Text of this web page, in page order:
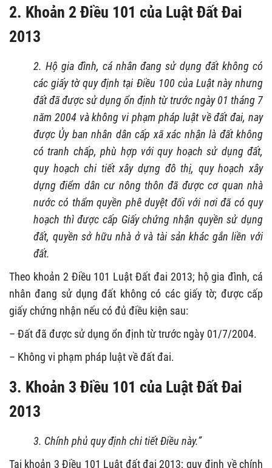
2. Khoản 2 Điều 101 của Luật Đất Đai
2013
2. Hộ gia đình, cá nhân đang sử dụng đất không có
các giấy tờ quy định tại Điều 100 của Luật này nhưng
đất đã được sử dụng ổn định từ trước ngày 01 tháng 7
năm 2004 và không vi phạm pháp luật về đất đai, nay
được Ủy ban nhân dân cấp xã xác nhận là đất không
có tranh chấp, phù hợp với quy hoạch sử dụng đất,
quy hoạch chi tiết xây dựng đô thị, quy hoạch xây
dựng điểm dân cư nông thôn đã được cơ quan nhà
nước có thẩm quyền phê duyệt đối với nơi đã có quy
hoạch thì được cấp Giấy chứng nhận quyền sử dụng
đất, quyền sở hữu nhà ở và tài sản khác gắn liền với
đất.
Theo khoản 2 Điều 101 Luật Đất đai 2013; hộ gia đình, cá
nhân đang sử dụng đất không có các giấy tờ; được cấp
giấy chứng nhận nếu có đủ điều kiện sau:
– Đất đã được sử dụng ổn định từ trước ngày 01/7/2004.
– Không vi phạm pháp luật về đất đai.
3. Khoản 3 Điều 101 của Luật Đất Đai
2013
3. Chính phủ quy định chi tiết Điều này.”
Tại khoản 3 Điều 101 Luật đất đai 2013; quy định về chính